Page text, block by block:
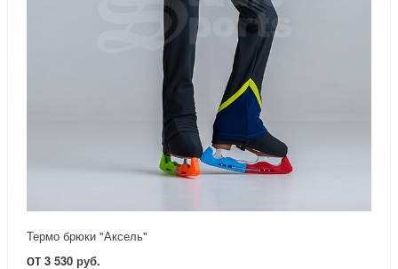
Термо брюки "Аксель"
от 3 530 руб.